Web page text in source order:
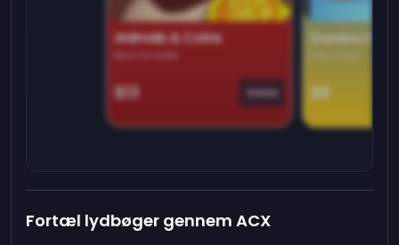
Animals & Coins
Earn on side
$13 Game
Domino
$9
Fortæl lydbøger gennem ACX